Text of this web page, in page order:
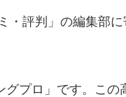
評判」の編集部に
プロ」です。この